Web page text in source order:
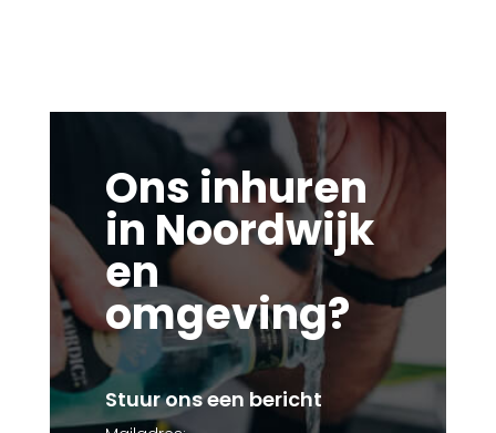
Ons inhuren
in Noordwijk
en
omgeving?
Stuur ons een bericht